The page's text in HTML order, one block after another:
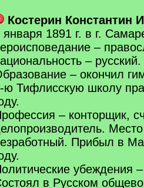
Костерин Константин
января 1891 г. в г.
–
– русский.
– окончил
ю Тифлисскую школу
– конторщик,
Прибыл в
убеждения
в Русском